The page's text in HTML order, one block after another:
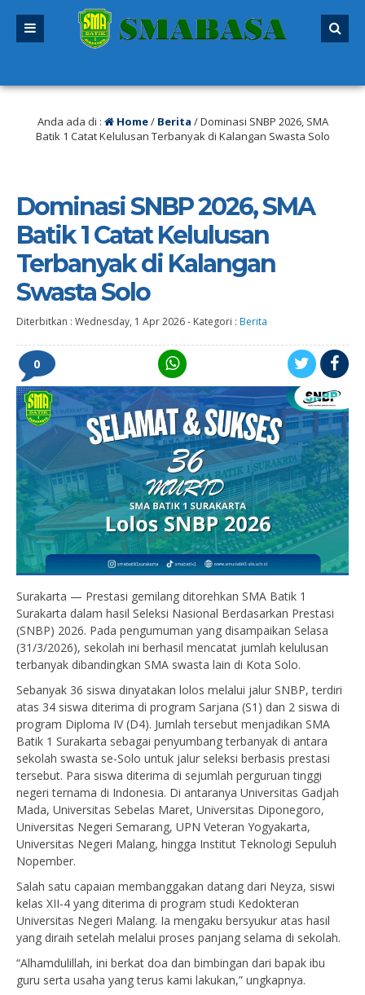
Anda ada di : Home/ Berita /Dominasi SNBP 2026, SMA
Batik 1 Catat Kelulusan Terbanyak di Kalangan Swasta Solo
Dominasi SNBP 2026, SMA
Batik 1 Catat Kelulusan
Terbanyak di Kalangan
Swasta Solo
Diterbitkan : Wednesday, 1 Apr 2026- Kategori : Berita
0
Surakarta — Prestasi gemilang ditorehkan SMA Batik 1
Surakarta dalam hasil Seleksi Nasional Berdasarkan Prestasi
(SNBP) 2026. Pada pengumuman yang disampaikan Selasa
(31/3/2026), sekolah ini berhasil mencatat jumlah kelulusan
terbanyak dibandingkan SMA swasta lain di Kota Solo.
Sebanyak 36 siswa dinyatakan lolos melalui jalur SNBP, terdiri
atas 34 siswa diterima di program Sarjana (S1) dan 2 siswa di
program Diploma IV (D4). Jumlah tersebut menjadikan SMA
Batik 1 Surakarta sebagai penyumbang terbanyak di antara
sekolah swasta se-Solo untuk jalur seleksi berbasis prestasi
tersebut. Para siswa diterima di sejumlah perguruan tinggi
negeri ternama di Indonesia. Di antaranya Universitas Gadjah
Mada, Universitas Sebelas Maret, Universitas Diponegoro,
Universitas Negeri Semarang, UPN Veteran Yogyakarta,
Universitas Negeri Malang, hingga Institut Teknologi Sepuluh
Nopember.
Salah satu capaian membanggakan datang dari Neyza, siswi
kelas XII-4 yang diterima di program studi Kedokteran
Universitas Negeri Malang. Ia mengaku bersyukur atas hasil
yang diraih setelah melalui proses panjang selama di sekolah.
“Alhamdulillah, ini berkat doa dan bimbingan dari bapak ibu
guru serta usaha yang terus kami lakukan,” ungkapnya.